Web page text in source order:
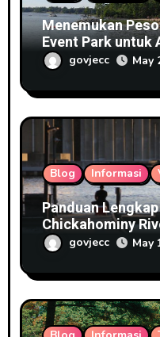
Menemukan
Event Park untuk
govjecc May
Blog Informasi
Panduan
Chickahominy
govjecc May